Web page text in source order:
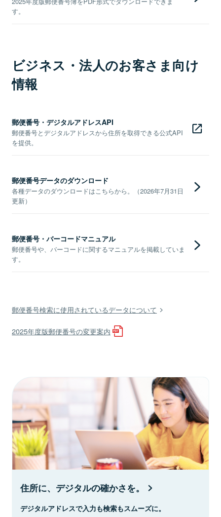
す。
ビジネス・法人のお客さま向け
情報
郵便番号・デジタルアドレスAPI
郵便番号とデジタルアドレスから住所を取得できる公式API
を提供。
郵便番号データのダウンロード
各種データのダウンロードはこちらから。（2026年7月31日
更新）
郵便番号・バーコードマニュアル
郵便番号や、バーコードに関するマニュアルを掲載していま
す。
郵便番号検索に使用されているデータについて
2025年度版郵便番号の変更案内
住所に、デジタルの確かさを。
デジタルアドレスで入力も検索もスムーズに。